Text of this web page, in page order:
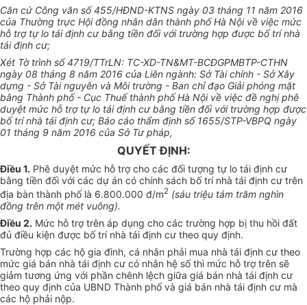
Căn cứ Công văn số 455/HĐND-KTNS ngày 03 tháng 11 năm 2016
của Thường trực Hội đồng nhân dân thành phố Hà Nội về việc mức
hỗ trợ tự lo tái định cư bằng tiền đối với trường hợp được bố trí nhà
tái định cư;
Xét Tờ trình số4719/TTrLN: TC-XD-TN&MT-BCĐGPMBTP-CTHN
ngày 08 tháng 8 năm 2016 của Liên ngành: Sở Tài chính - Sở Xây
dựng - Sở Tài nguyên và Môi trường - Ban chỉ đạo Giải phóng mặt
bằng Thành phố - Cục Thuế thành phố Hà Nội về việc đề nghị phê
duyệt mức hỗ trợ tự lo tái định cư bằng tiền đối với trường hợp được
bố trí nhà tái định cư; Báo cáo thẩm định số 1655/STP-VBPQ ngày
01 tháng 9 năm 2016 của Sở Tư pháp,
QUYẾT ĐỊNH:
Điều 1. Phê duyệt mức hỗ trợ cho các đối tượng tự lo tái định cư
bằng tiền đối với các dự án có chính sách bố trí nhà tái định cư trên
địa bàn thành phố là 6.800.000 đ/m2 (sáu triệu tám trăm nghìn
đồng trên một mét vuông).
Điều 2. Mức hỗ trợ trên áp dụng cho các trường hợp bị thu hồi đất
đủ điều kiện được bố trí nhà tái định cư theo quy định.
Trường hợp các hộ gia đình, cá nhân phải mua nhà tái định cư theo
mức giá bán nhà tái định cư có nhân hệ số thì mức hỗ trợ trên sẽ
giảm tương ứng với phần chênh lệch giữa giá bán nhà tái định cư
theo quy định của UBND Thành phố và giá bán nhà tái định cư mà
các hộ phải nộp.